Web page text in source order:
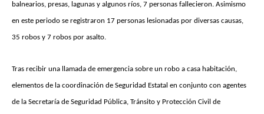
balnearios, presas, lagunas y algunos ríos, 7 personas fallecieron. Asimismo
en este periodo se registraron 17 personas lesionadas por diversas causas,
35 robos y 7 robos por asalto.
Tras recibir una llamada de emergencia sobre un robo a casa habitación,
elementos de la coordinación de Seguridad Estatal en conjunto con agentes
de la Secretaría de Seguridad Pública, Tránsito y Protección Civil de